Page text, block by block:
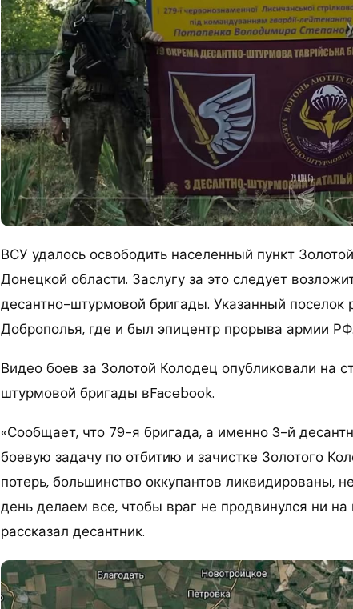
ВСУ удалось освободить населенный пункт
Донецкой области. Заслугу за это следует
десантно-штурмовой бригады. Указанный поселок
Доброполья, где и был эпицентр прорыва армии РФ.
Видео боев за Золотой Колодец опубликовали на
штурмовой бригады вFacebook.
«Сообщает, что 79-я бригада, а именно 3-й
боевую задачу по отбитию и зачистке Золотого
потерь, большинство оккупантов ликвидированы,
день делаем все, чтобы враг не продвинулся ни
рассказал десантник.